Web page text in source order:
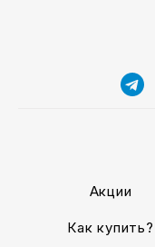
Акции
Как купить?